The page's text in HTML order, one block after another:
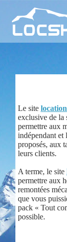
Le site
exclusive de la
permettre aux
indépendant et
proposés, aux
leurs clients.
A terme, le site
permettre aux
remontées
que vous
pack « Tout
possible.